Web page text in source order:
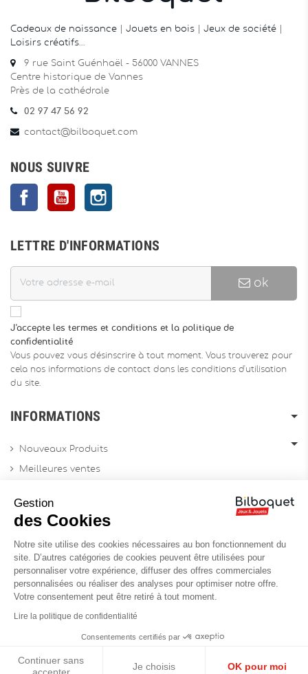
Cadeaux de naissance Jouets en bois Jeux de société
Loisirs créatifs
9 rue Saint Guénhaël - 56000 VANNES
Centre historique de Vannes
Près de la cathédrale
02 97 47 56 92
contact@bilboquet.com
NOUS SUIVRE
FacebookYouTube
LETTRE D'INFORMATIONS
ok
J'accepte les termes et conditions et la politique de
confidentialité
Vous pouvez vous désinscrire à tout moment. Vous trouverez pour
cela nos informations de contact dans les conditions d'utilisation
du site.
INFORMATIONS
Nouveaux Produits
Meilleures ventes
Archives produits
Contactez-nous
Réalisation du site :
Gestion
des Cookies
Notre site utilise des cookies nécessaires au bon fonctionnement du
site. D’autres catégories de cookies peuvent être utilisées pour
personnaliser votre expérience, diffuser des offres commerciales
personnalisées ou réaliser des analyses pour optimiser notre offre.
Votre consentement peut être retiré à tout moment.
Lire la politique de confidentialité
Consentements certifiés par
Continuer sans
Je choisis OK pour moi